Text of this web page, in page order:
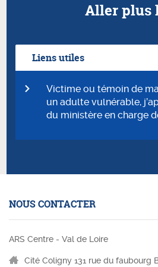
Aller plus
Liens utiles
Victime ou témoin de
un adulte vulnérable,
du ministère en charge
NOUS CONTACTER
ARS Centre - Val de Loire
Cité Coligny 131 rue du faubourg